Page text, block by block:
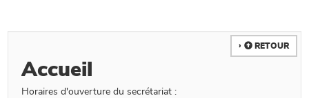
Accueil
Horaires d'ouverture du secrétariat :
RETOUR